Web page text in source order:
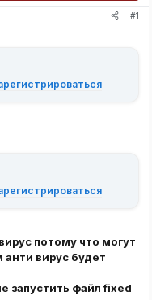
#1
потому что могут
вирус будет
запустить файл fixed